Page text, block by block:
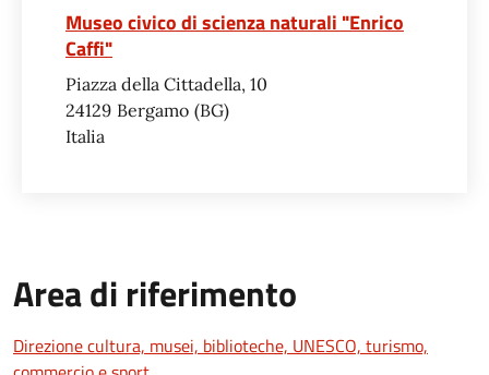
Museo civico di scienza naturali "Enrico
Caffi"
Piazza della Cittadella, 10
24129 Bergamo BG
Italia
Area di riferimento
Direzione cultura, musei, biblioteche, UNESCO, turismo,